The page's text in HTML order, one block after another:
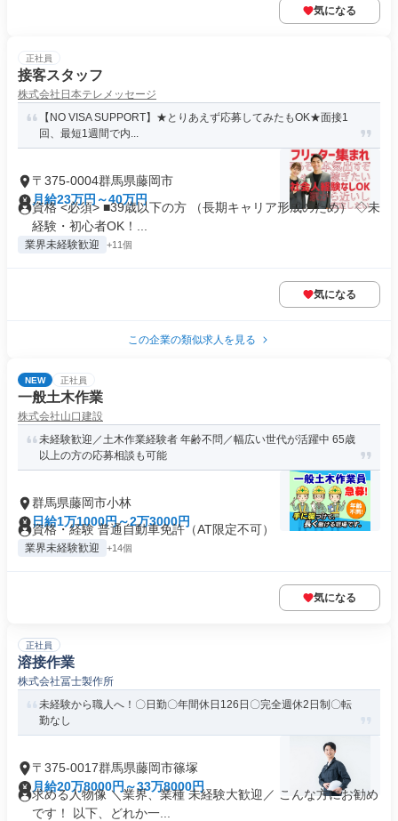
気になる
正社員
接客スタッフ
株式会社日本テレメッセージ
【NO VISA SUPPORT】★とりあえず応募してみたもOK★面接1
回、最短1週間で内...
〒375-0004群馬県藤岡市
月給23万円～40万円
資格 <必須> ■39歳以下の方 （長期キャリア形成のため） ◇未
経験・初心者OK！...
業界未経験歓迎 +11個
気になる
この企業の類似求人を見る
NEW 正社員
一般土木作業
株式会社山口建設
未経験歓迎／土木作業経験者 年齢不問／幅広い世代が活躍中 65歳
以上の方の応募相談も可能
群馬県藤岡市小林
日給1万1000円～2万3000円
資格・経験 普通自動車免許（AT限定不可）
業界未経験歓迎 +14個
気になる
正社員
溶接作業
株式会社冨士製作所
未経験から職人へ！〇日勤〇年間休日126日〇完全週休2日制〇転
勤なし
〒375-0017群馬県藤岡市篠塚
月給20万8000円～33万8000円
求める人物像 ＼業界、業種 未経験大歓迎／ こんな方にお勧め
です！ 以下、どれか一...